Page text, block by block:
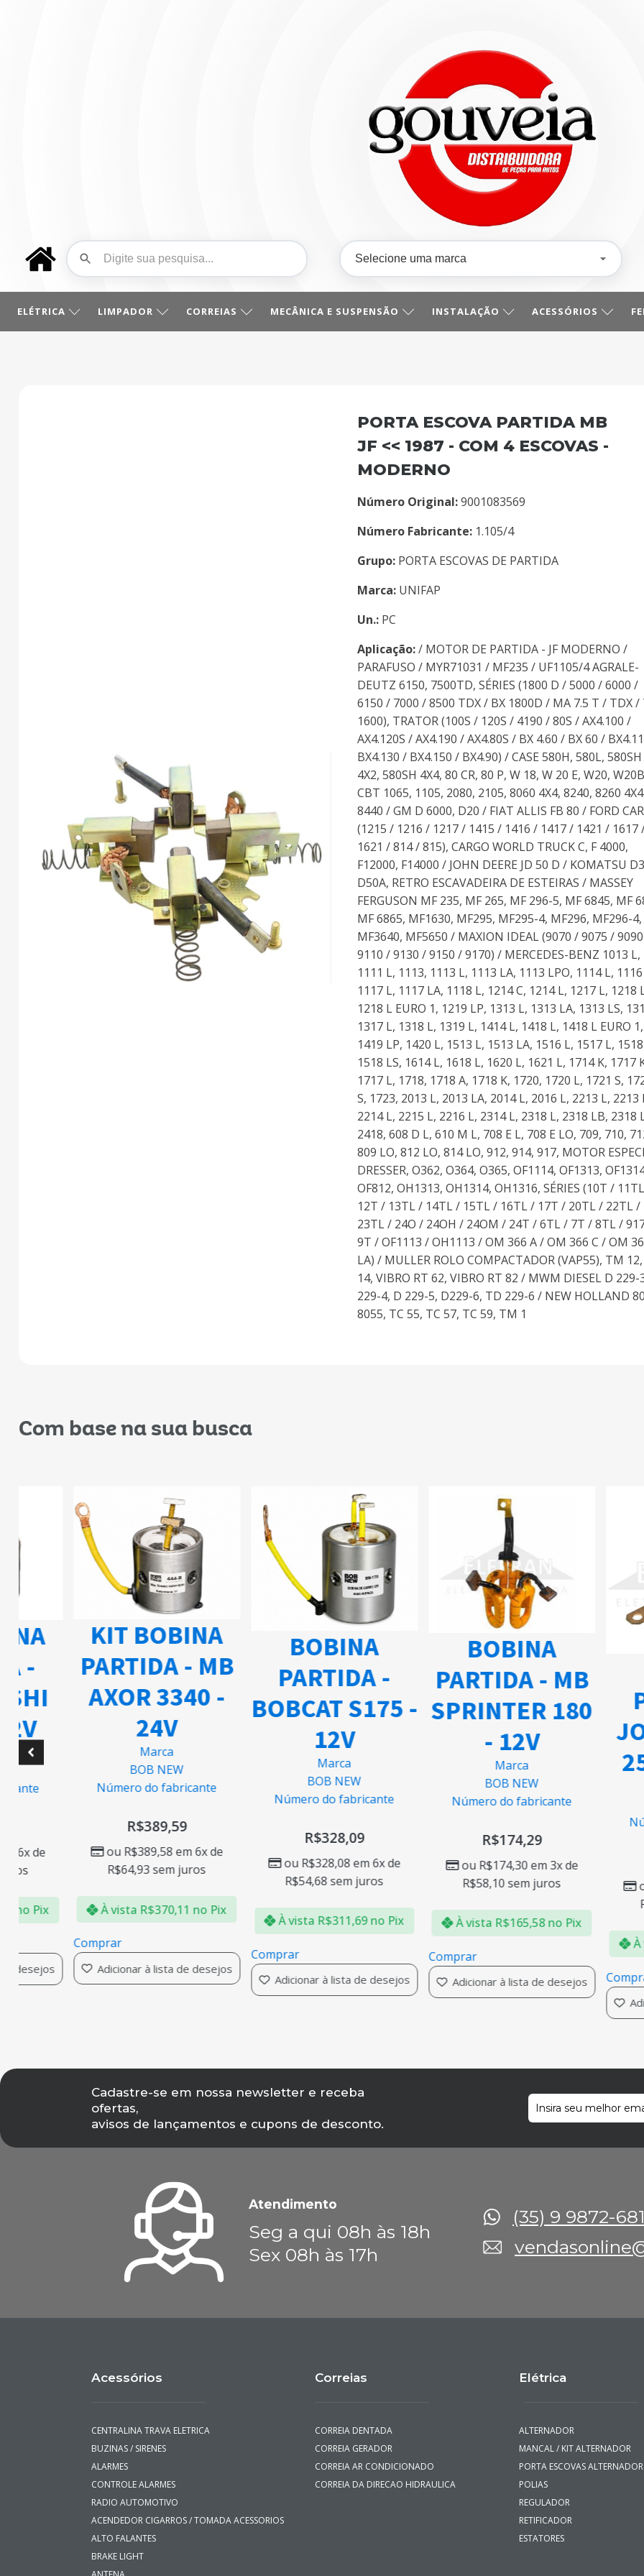
ELÉTRICA LIMPADOR CORREIAS MECÂNICA E SUSPENSÃO INSTALAÇÃO ACESSÓRIOS
PORTA ESCOVA PARTIDA MB
JF << 1987 - COM 4 ESCOVAS -
MODERNO
Número Original:9001083569
Número Fabricante: 1.105/4
Grupo: PORTA ESCOVAS DE PARTIDA
Marca: UNIFAP
Un.: PC
Aplicação:/ MOTOR DE PARTIDA - JF MODERNO /
PARAFUSO / MYR71031 / MF235 / UF1105/4 AGRALE-
DEUTZ 6150, 7500TD, SÉRIES (1800 D / 5000 / 6000 /
6150 / 7000 / 8500 TDX / BX 1800D / MA 7.5 T / TDX /
1600), TRATOR (100S / 120S / 4190 / 80S / AX4.100 /
AX4.120S / AX4.190 / AX4.80S / BX 4.60 / BX 60 /
BX4.130 / BX4.150 / BX4.90) / CASE 580H, 580L, 580SH
4X2, 580SH 4X4, 80 CR, 80 P, W 18, W 20 E, W20,
CBT 1065, 1105, 2080, 2105, 8060 4X4, 8240, 8260
8440 / GM D 6000, D20 / FIAT ALLIS FB 80 / FORD
(1215 / 1216 / 1217 / 1415 / 1416 / 1417 / 1421 / 1617
1621 / 814 / 815), CARGO WORLD TRUCK C, F 4000,
F12000, F14000 / JOHN DEERE JD 50 D / KOMATSU
D50A, RETRO ESCAVADEIRA DE ESTEIRAS / MASSEY
FERGUSON MF 235, MF 265, MF 296-5, MF 6845, MF
MF 6865, MF1630, MF295, MF295-4, MF296, MF296-4,
MF3640, MF5650 / MAXION IDEAL (9070 / 9075 /
9110 / 9130 / 9150 / 9170) / MERCEDES-BENZ 1013 L,
1111 L, 1113, 1113 L, 1113 LA, 1113 LPO, 1114 L,
1117 L, 1117 LA, 1118 L, 1214 C, 1214 L, 1217 L, 1218
1218 L EURO 1, 1219 LP, 1313 L, 1313 LA, 1313 LS,
1317 L, 1318 L, 1319 L, 1414 L, 1418 L, 1418 L EURO 1,
1419 LP, 1420 L, 1513 L, 1513 LA, 1516 L, 1517 L,
1518 LS, 1614 L, 1618 L, 1620 L, 1621 L, 1714 K, 1717
1717 L, 1718, 1718 A, 1718 K, 1720, 1720 L, 1721 S,
S, 1723, 2013 L, 2013 LA, 2014 L, 2016 L, 2213 L, 2213
2214 L, 2215 L, 2216 L, 2314 L, 2318 L, 2318 LB, 2318
2418, 608 D L, 610 M L, 708 E L, 708 E LO, 709, 710,
809 LO, 812 LO, 814 LO, 912, 914, 917, MOTOR
DRESSER, O362, O364, O365, OF1114, OF1313,
OF812, OH1313, OH1314, OH1316, SÉRIES (10T /
12T / 13TL / 14TL / 15TL / 16TL / 17T / 20TL / 22TL /
23TL / 24O / 24OH / 24OM / 24T / 6TL / 7T / 8TL /
9T / OF1113 / OH1113 / OM 366 A / OM 366 C / OM
LA) / MULLER ROLO COMPACTADOR (VAP55), TM
14, VIBRO RT 62, VIBRO RT 82 / MWM DIESEL D 229-
229-4, D 229-5, D229-6, TD 229-6 / NEW HOLLAND
8055, TC 55, TC 57, TC 59, TM 1
Com base na sua busca
-
6x de
no Pix
desejos
KIT BOBINA
PARTIDA - MB
AXOR 3340 -
24V
Marca
BOB NEW
Número do fabricante
R$389,59
ou R$389,58em 6x de
R$64,93sem juros
À vista R$370,11 no Pix
Comprar
Adicionar à lista de desejos
BOBINA
PARTIDA -
BOBCAT S175 -
12V
Marca
BOB NEW
Número do fabricante
R$328,09
ou R$328,08em 6x de
R$54,68sem juros
À vista R$311,69 no Pix
Comprar
Adicionar à lista de desejos
BOBINA
PARTIDA - MB
SPRINTER 180
- 12V
Marca
BOB NEW
Número do fabricante
R$174,29
ou R$174,30em 3x de
R$58,10sem juros
À vista R$165,58 no Pix
Comprar
Adicionar à lista de desejos
À
Cadastre-se em nossa newsletter e receba
ofertas,
avisos de lançamentos e cupons de desconto.
Atendimento
Seg a qui 08h às 18h
Sex 08h às 17h
(35) 9 9872-
Acessórios
CENTRALINA TRAVA ELETRICA
BUZINAS / SIRENES
ALARMES
CONTROLE ALARMES
RADIO AUTOMOTIVO
ACENDEDOR CIGARROS / TOMADA ACESSORIOS
ALTO FALANTES
BRAKE LIGHT
Correias
CORREIA DENTADA
CORREIA GERADOR
CORREIA AR CONDICIONADO
CORREIA DA DIRECAO HIDRAULICA
Elétrica
ALTERNADOR
MANCAL / KIT ALTERNADOR
PORTA ESCOVAS ALTERNADOR
POLIAS
REGULADOR
RETIFICADOR
ESTATORES